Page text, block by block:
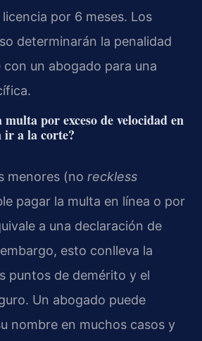
por 6 meses. Los
determinarán la penalidad
un abogado para una
multa por exceso de velocidad en
ir a la corte?
menores (no reckless
pagar la multa en línea o por
a una declaración de
esto conlleva la
puntos de demérito y el
Un abogado puede
nombre en muchos casos y